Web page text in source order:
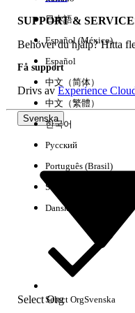
Här är några söktips
Kontrollera stavningen av
SUPPORT &
Behöver du hjälp? Hitta
Få support
Drivs avExperience
Svenska
Select Org
日本語
Español (México)
Español
中文（简体）
中文（繁體）
한국어
Русский
Português (Brasil)
Suomi
Dansk
Select OrgSvenska